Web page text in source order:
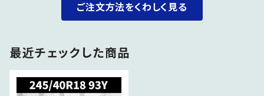
ご注文方法をくわしく見る
最近チェックした商品